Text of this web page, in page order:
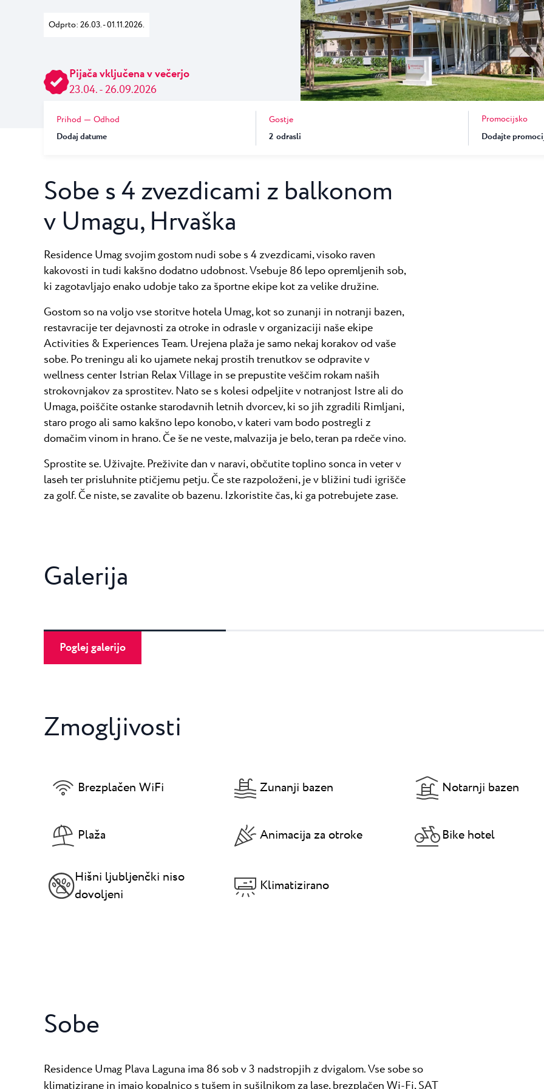
Residence Garden Istra Plava Laguna
Garden Suites Umag Plava Laguna
Residence Umag Plava Laguna
Hotel Aurora Plava Laguna
Hotel Sipar Plava Laguna
Najprestižnejši resort v Umagu gosti
Vsi resorti
Odprto: 26.03. - 01.11.2026.
Pijača vključena v večerjo
23.04. - 26.09.2026
Prihod
Odhod
Dodaj datume
Gostje
2 odrasli
Promocijsko
Sobe s 4 zvezdicami z balkonom
v Umagu, Hrvaška
Residence Umag svojim gostom nudi sobe s 4 zvezdicami, visoko raven
kakovosti in tudi kakšno dodatno udobnost. Vsebuje 86 lepo opremljenih sob,
ki zagotavljajo enako udobje tako za športne ekipe kot za velike družine.
Gostom so na voljo vse storitve hotela Umag, kot so zunanji in notranji bazen,
restavracije ter dejavnosti za otroke in odrasle v organizaciji naše ekipe
Activities & Experiences Team. Urejena plaža je samo nekaj korakov od vaše
sobe. Po treningu ali ko ujamete nekaj prostih trenutkov se odpravite v
wellness center Istrian Relax Village in se prepustite veščim rokam naših
strokovnjakov za sprostitev. Nato se s kolesi odpeljite v notranjost Istre ali do
Umaga, poiščite ostanke starodavnih letnih dvorcev, ki so jih zgradili Rimljani,
staro progo ali samo kakšno lepo konobo, v kateri vam bodo postregli z
domačim vinom in hrano. Če še ne veste, malvazija je belo, teran pa rdeče vino.
Sprostite se. Uživajte. Preživite dan v naravi, občutite toplino sonca in veter v
laseh ter prisluhnite ptičjemu petju. Če ste razpoloženi, je v bližini tudi igrišče
za golf. Če niste, se zavalite ob bazenu. Izkoristite čas, ki ga potrebujete zase.
Galerija
Poglej galerijo
Zmogljivosti
Brezplačen WiFi Zunanji bazen Notarnji bazen
Plaža Animacija za otroke Bike hotel
Hišni ljubljenčki niso
dovoljeni
Klimatizirano
Sobe
Residence Umag Plava Laguna ima 86 sob v 3 nadstropjih z dvigalom. Vse sobe so
klimatizirane in imajo kopalnico s tušem in sušilnikom za lase, brezplačen Wi-Fi, SAT